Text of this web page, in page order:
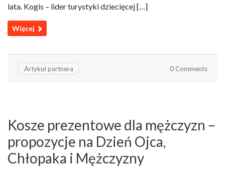
lata. Kogis – lider turystyki dziecięcej […]
Więcej
Artykuł partnera 0 Comments
Kosze prezentowe dla mężczyzn –
propozycje na Dzień Ojca,
Chłopaka i Mężczyzny